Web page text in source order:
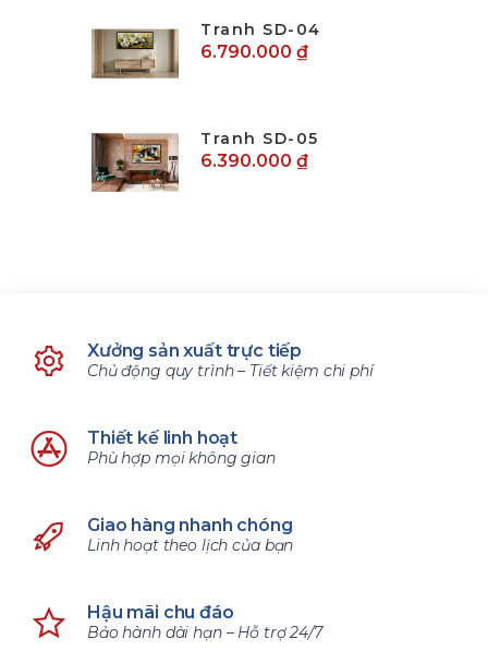
Tranh SD-04
6.790.000 ₫
Tranh SD-05
6.390.000 ₫
Xưởng sản xuất trực tiếp
Chủ động quy trình – Tiết kiệm chi phí
Thiết kế linh hoạt
Phù hợp mọi không gian
Giao hàng nhanh chóng
Linh hoạt theo lịch của bạn
Hậu mãi chu đáo
Bảo hành dài hạn – Hỗ trợ 24/7